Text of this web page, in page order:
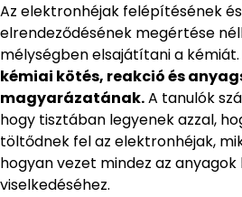
Az elektronhéjak felépítésének
elrendeződésének megértése
mélységben elsajátítani a kémiát.
kémiai kötés, reakció és
magyarázatának.A tanulók
hogy tisztában legyenek azzal,
töltődnek fel az elektronhéjak,
hogyan vezet mindez az anyagok
viselkedéséhez.